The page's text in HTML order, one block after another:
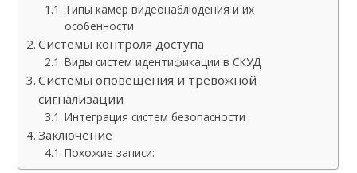
Типы камер видеонаблюдения и их
особенности
Системы контроля доступа
Виды систем идентификации в СКУД
Системы оповещения и тревожной
сигнализации
Интеграция систем безопасности
Заключение
Похожие записи: